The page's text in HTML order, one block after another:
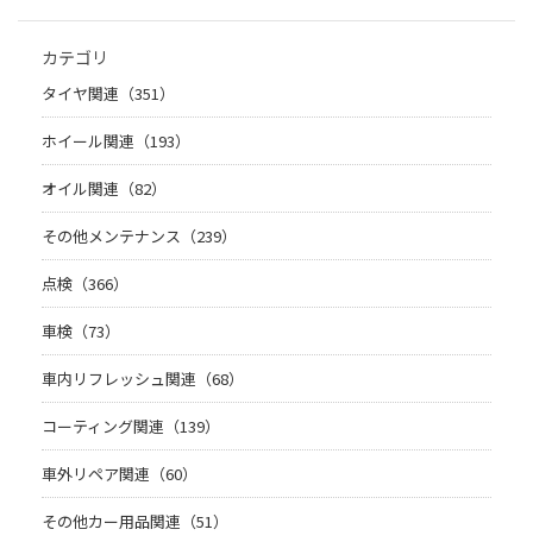
カテゴリ
タイヤ関連（351）
ホイール関連（193）
オイル関連（82）
その他メンテナンス（239）
点検（366）
車検（73）
車内リフレッシュ関連（68）
コーティング関連（139）
車外リペア関連（60）
その他カー用品関連（51）